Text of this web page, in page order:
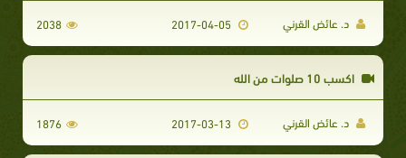
د. عائض القرني 2038
اكسب 10 صلوات من الله
د. عائض القرني 1876